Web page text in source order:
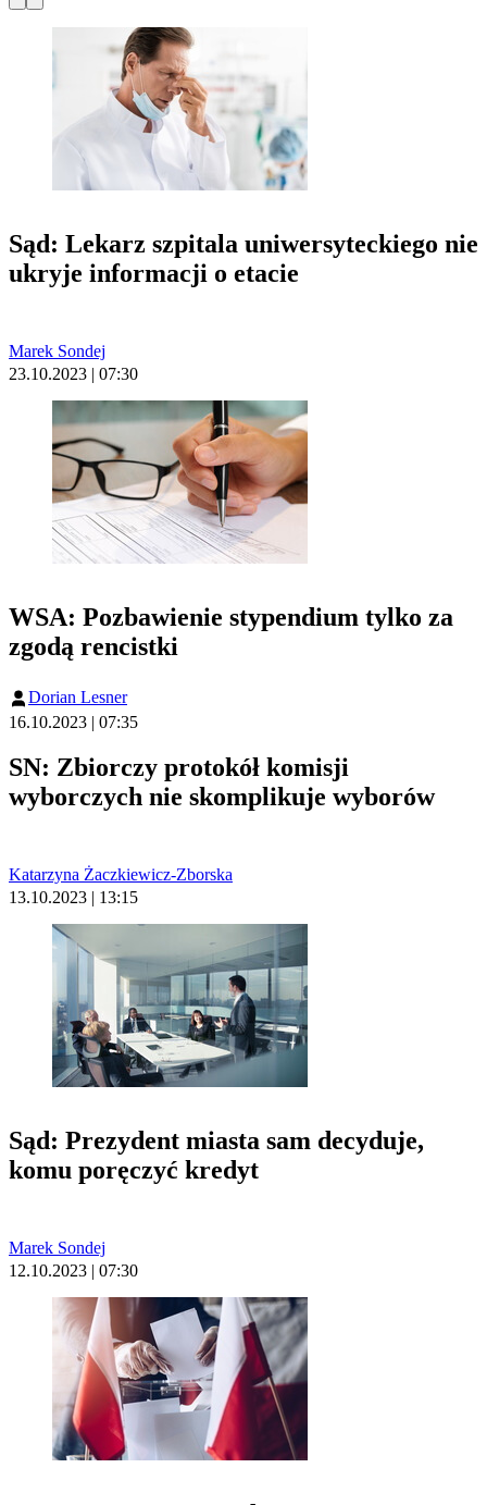
Sąd: Lekarz szpitala uniwersyteckiego nie
ukryje informacji o etacie
Marek Sondej
23.10.2023 | 07:30
WSA: Pozbawienie stypendium tylko za
zgodą rencistki
Dorian Lesner
16.10.2023 | 07:35
SN: Zbiorczy protokół komisji
wyborczych nie skomplikuje wyborów
Katarzyna Żaczkiewicz-Zborska
13.10.2023 | 13:15
Sąd: Prezydent miasta sam decyduje,
komu poręczyć kredyt
Marek Sondej
12.10.2023 | 07:30